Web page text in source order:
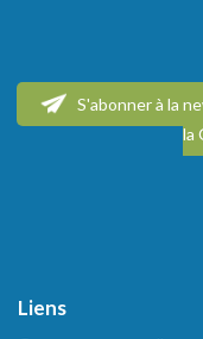
S'abonner à la
la
Liens